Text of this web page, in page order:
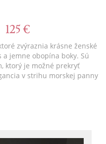
125 €
zvýraznia krásne ženské
a jemne obopína boky. Sú
ktorý je možné prekryť
v strihu morskej panny